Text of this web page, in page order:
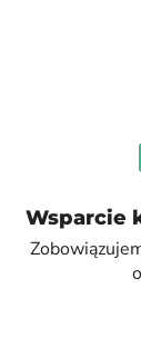
Wsparcie